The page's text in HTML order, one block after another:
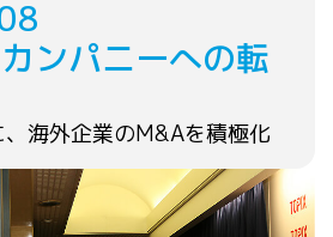
ンパニーへの転
海外企業のM&Aを積極化